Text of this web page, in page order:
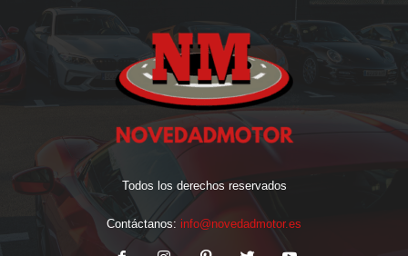
Todos los derechos reservados
Contáctanos: info@novedadmotor.es